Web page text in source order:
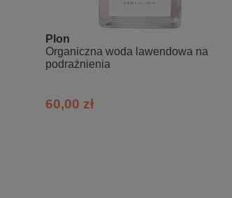
Niewielką ilość oleju
Plon
Organiczna woda lawendowa na
podrażnienia
60,00 zł